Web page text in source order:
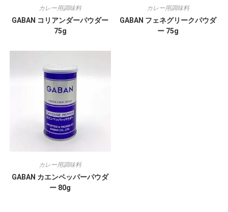
カレー用調味料
GABAN コリアンダーパウダー
75g
カレー用調味料
GABAN フェネグリークパウダ
ー 75g
カレー用調味料
GABAN カエンペッパーパウダ
ー 80g